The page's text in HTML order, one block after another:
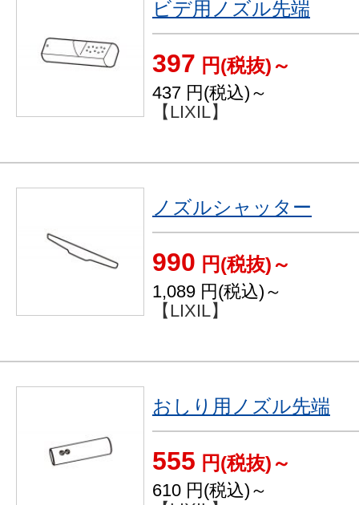
ビデ用ノズル先端
397 円(税抜)～
437 円(税込)～
【LIXIL】
ノズルシャッター
990 円(税抜)～
1,089 円(税込)～
【LIXIL】
おしり用ノズル先端
555 円(税抜)～
610 円(税込)～